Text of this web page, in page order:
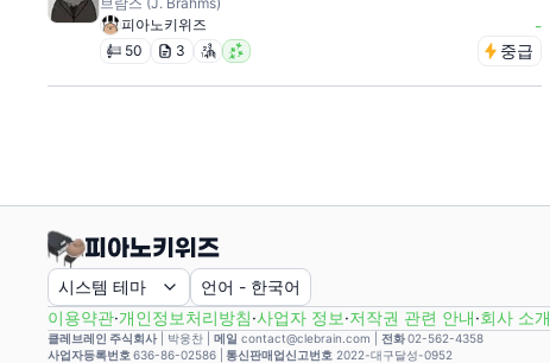
피아노키위즈
-
50 3 중급
시스템 테마 언어 - 한국어
이용약관·개인정보처리방침·사업자 정보·저작권 관련 안내·회사 소개
클레브레인 주식회사| 박웅찬 메일 contact@clebrain.com | 전화02-562-4358
사업자등록번호 636-86-02586 | 통신판매업신고번호 2022-대구달성-0952